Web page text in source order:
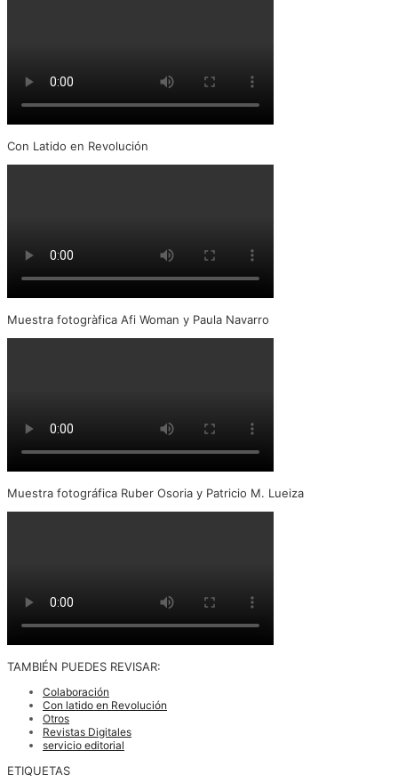
Con Latido en Revolución
Muestra fotogràfica Afi Woman y Paula Navarro
Muestra fotográfica Ruber Osoria y Patricio M. Lueiza
TAMBIÉN PUEDES REVISAR:
Colaboración
Con latido en Revolución
Otros
Revistas Digitales
servicio editorial
ETIQUETAS